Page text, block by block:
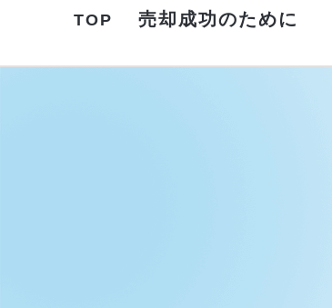
TOP 売却成功のために